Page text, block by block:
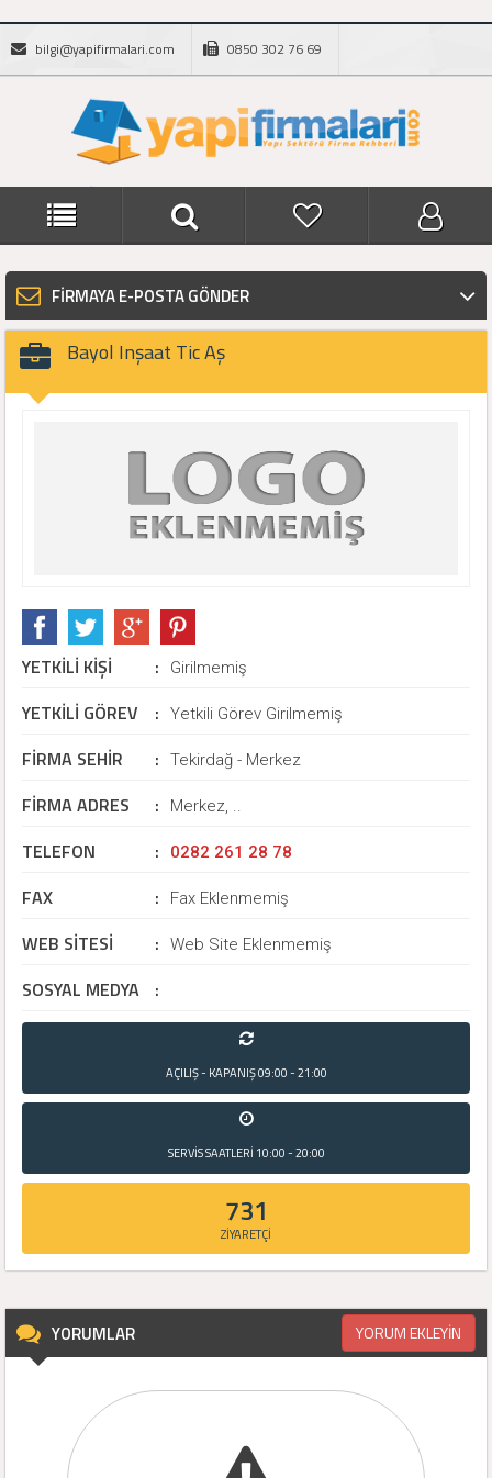
bilgi@yapifirmalari.com 0850 302 76 69
FİRMAYA E-POSTA GÖNDER
Bayol Inşaat Tic Aş
YETKİLİ KİŞİ : Girilmemiş
YETKİLİ GÖREV : Yetkili Görev Girilmemiş
FİRMA SEHİR : Tekirdağ - Merkez
FİRMA ADRES : Merkez, ..
TELEFON : 0282 261 28 78
FAX : Fax Eklenmemiş
WEB SİTESİ : Web Site Eklenmemiş
SOSYAL MEDYA :
AÇILIŞ - KAPANIŞ09:00 - 21:00
SERVİS SAATLERİ 10:00 - 20:00
731
ZİYARETÇİ
YORUMLAR YORUM EKLEYİN